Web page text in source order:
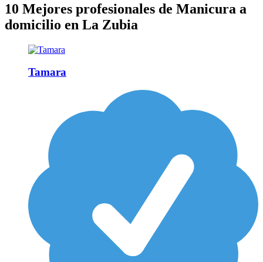
10 Mejores profesionales de Manicura a
domicilio en La Zubia
Tamara